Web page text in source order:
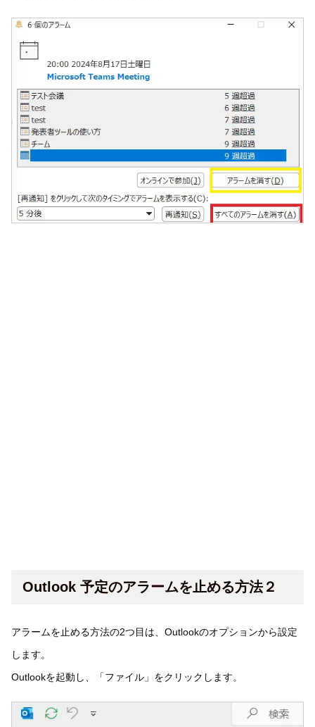
Outlook 予定のアラームを止める方法２
アラームを止める方法の2つ目は、Outlookのオプションから設定
します。
Outlookを起動し、「ファイル」をクリックします。